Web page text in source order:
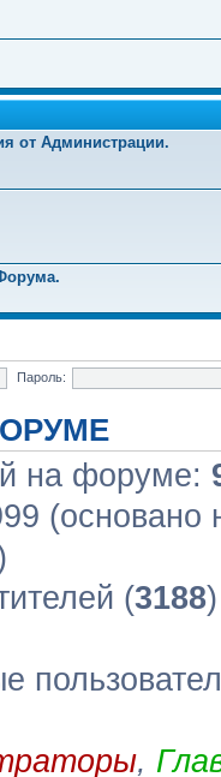
от Администрации.
Пароль:
на форуме:
(основано
(3188
,